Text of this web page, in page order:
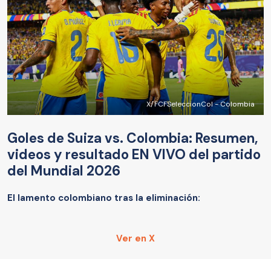
X/FCFSeleccionCol - Colombia
Goles de Suiza vs. Colombia: Resumen,
videos y resultado EN VIVO del partido
del Mundial 2026
El lamento colombiano tras la eliminación:
Ver en X